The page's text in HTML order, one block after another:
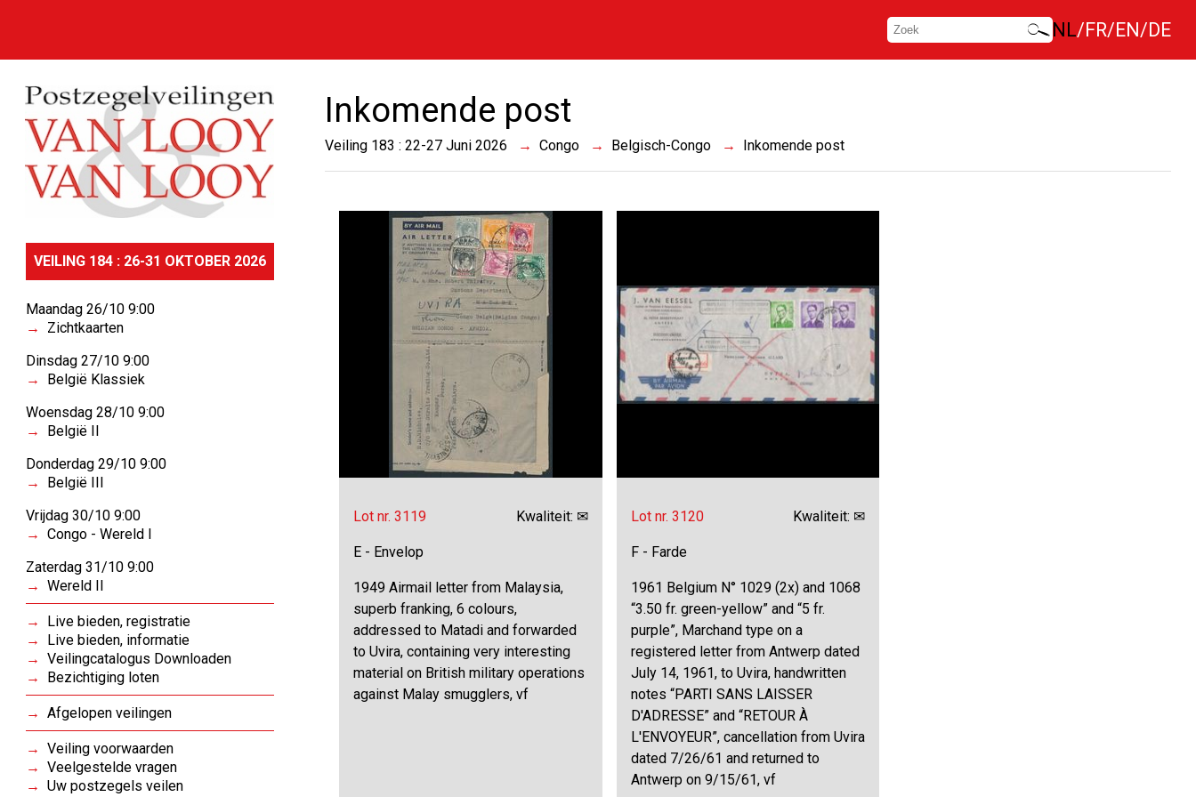
NL FR EN DE
VEILING 184 : 26-31 OKTOBER 2026
Maandag 26/10 9:00
Zichtkaarten
Dinsdag 27/10 9:00
België Klassiek
Woensdag 28/10 9:00
België II
Donderdag 29/10 9:00
België III
Vrijdag 30/10 9:00
Congo - Wereld I
Zaterdag 31/10 9:00
Wereld II
Live bieden, registratie
Live bieden, informatie
Veilingcatalogus Downloaden
Bezichtiging loten
Afgelopen veilingen
Veiling voorwaarden
Veelgestelde vragen
Uw postzegels veilen
Inkomende post
Veiling 183 : 22-27 Juni 2026 Congo Belgisch-Congo Inkomende post
Lot nr. 3119 Kwaliteit: ✉
E - Envelop
1949 Airmail letter from Malaysia,
superb franking, 6 colours,
addressed to Matadi and forwarded
to Uvira, containing very interesting
material on British military operations
against Malay smugglers, vf
Lot nr. 3120 Kwaliteit: ✉
F - Farde
1961 Belgium N° 1029 (2x) and 1068
“3.50 fr. green-yellow” and “5 fr.
purple”, Marchand type on a
registered letter from Antwerp dated
July 14, 1961, to Uvira, handwritten
notes “PARTI SANS LAISSER
D'ADRESSE” and “RETOUR À
L'ENVOYEUR”, cancellation from Uvira
dated 7/26/61 and returned to
Antwerp on 9/15/61, vf